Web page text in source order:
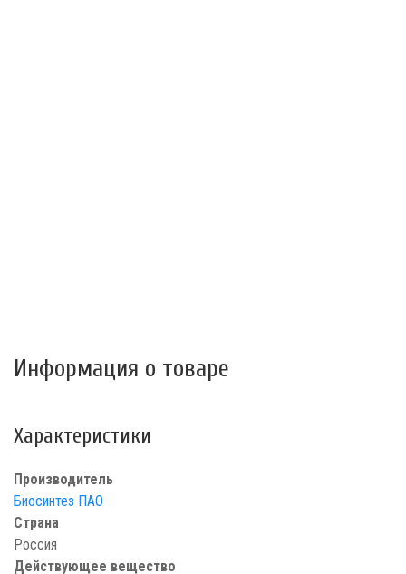
Информация о товаре
Характеристики
Производитель
Биосинтез ПАО
Страна
Россия
Действующее вещество